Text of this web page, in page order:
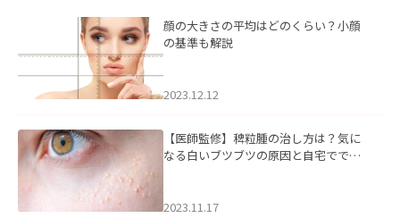
顔の大きさの平均はどのくらい？小顔
の基準も解説
2023.12.12
【医師監修】稗粒腫の治し方は？気に
なる白いブツブツの原因と自宅ででき
2023.11.17